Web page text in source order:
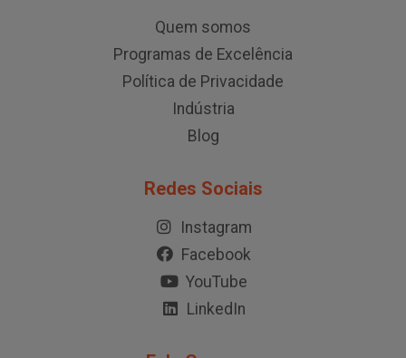
Quem somos
Programas de Excelência
Política de Privacidade
Indústria
Blog
Redes Sociais
Instagram
Facebook
YouTube
LinkedIn